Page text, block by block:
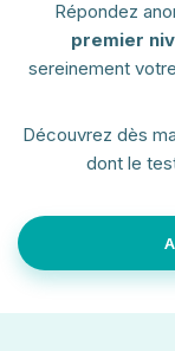
Répondez
premier
sereinement
Découvrez dès
dont le